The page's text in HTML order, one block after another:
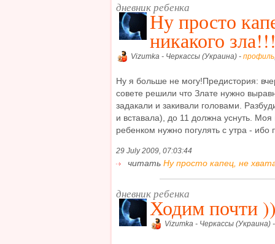
дневник ребенка
Ну просто
никакого
Vizumka - Черкассы (Украина) - профиль
Ну я больше не могу!Предистория:
совете решили что Злате нужно
задакали и закивали головами.
и вставала), до 11 должна уснуть.
ребенком нужно погулять с утра - ибо
29 July 2009, 07:03:44
читать Ну просто капец, не
дневник ребенка
Ходим почти
Vizumka - Черкассы (Украина)